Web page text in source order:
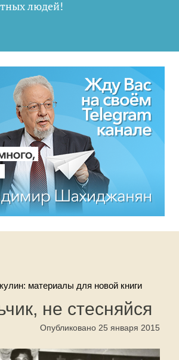
людей!
материалы для новой книги
не стесняйся
Опубликовано 25 января 2015